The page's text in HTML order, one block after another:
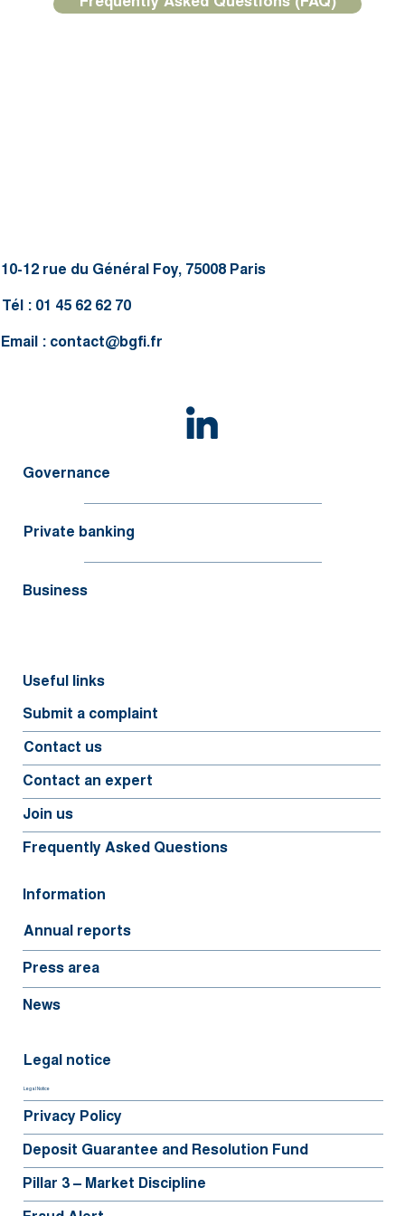
Frequently Asked Questions (FAQ)
Governance
Private banking
Business
Useful links
Submit a complaint
Contact us
Contact an expert
Join us
Frequently Asked Questions
Information
Annual reports
Press area
News
Legal notice
Legal Notice
Privacy Policy
Deposit Guarantee and Resolution Fund
Pillar 3 – Market Discipline
10-12 rue du Général Foy, 75008 Paris
Tél : 01 45 62 62 70
Email : contact@bgfi.fr